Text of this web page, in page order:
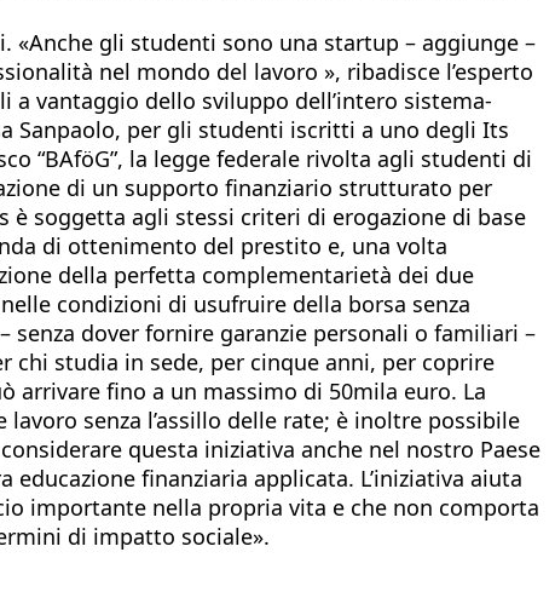
gli studenti sono una startup – aggiunge –
nel mondo del lavoro », ribadisce l’esperto
a vantaggio dello sviluppo dell’intero sistema-
Sanpaolo, per gli studenti iscritti a uno degli Its
“BAföG”, la legge federale rivolta agli studenti di
di un supporto finanziario strutturato per
è soggetta agli stessi criteri di erogazione di base
di ottenimento del prestito e, una volta
della perfetta complementarietà dei due
condizioni di usufruire della borsa senza
senza dover fornire garanzie personali o familiari –
chi studia in sede, per cinque anni, per coprire
arrivare fino a un massimo di 50mila euro. La
senza l’assillo delle rate; è inoltre possibile
questa iniziativa anche nel nostro Paese
finanziaria applicata. L’iniziativa aiuta
importante nella propria vita e che non comporta
di impatto sociale».